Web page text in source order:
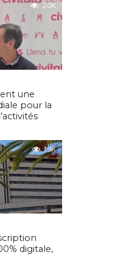
2.0K
une
pour la
1.9K
digitale,